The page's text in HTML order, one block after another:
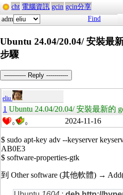
cht 電腦資訊 gcin gcin分享
adm
Find
Ubuntu 24.04/20.04/ 安裝最
步驟
----------- Reply -----------
eliu
1 Ubuntu 24.04/20.04/ 安裝最新的
0 0 2024-11-16
$ sudo apt-key adv --keyserver
AB0E3
$ software-properties-gtk
到 Other software (其他軟體) →